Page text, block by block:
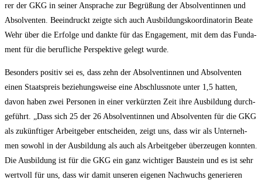
rer der GKG in sei­ner Anspra­che zur Begrü­ßung der Absol­ven­tin­nen und
Absol­ven­ten. Beein­druckt zeig­te sich auch Aus­bil­dungs­ko­or­di­na­to­rin Bea­te
Wehr über die Erfol­ge und dank­te für das Enga­ge­ment, mit dem das Fun­da­
ment für die beruf­li­che Per­spek­ti­ve gelegt wurde.
Beson­ders posi­tiv sei es, dass zehn der Absol­ven­tin­nen und Absol­ven­ten
einen Staats­preis bezie­hungs­wei­se eine Abschluss­no­te unter 1,5 hat­ten,
davon haben zwei Per­so­nen in einer ver­kürz­ten Zeit ihre Aus­bil­dung durch­
ge­führt. „Dass sich 25 der 26 Absol­ven­tin­nen und Absol­ven­ten für die GKG
als zukünf­ti­ger Arbeit­ge­ber ent­schei­den, zeigt uns, dass wir als Unter­neh­
men sowohl in der Aus­bil­dung als auch als Arbeit­ge­ber über­zeu­gen konn­ten.
Die Aus­bil­dung ist für die GKG ein ganz wich­ti­ger Bau­stein und es ist sehr
wert­voll für uns, dass wir damit unse­ren eige­nen Nach­wuchs gene­rie­ren